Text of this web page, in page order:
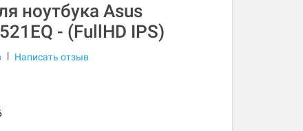
ноутбука Asus
- (FullHD IPS)
| Написать отзыв